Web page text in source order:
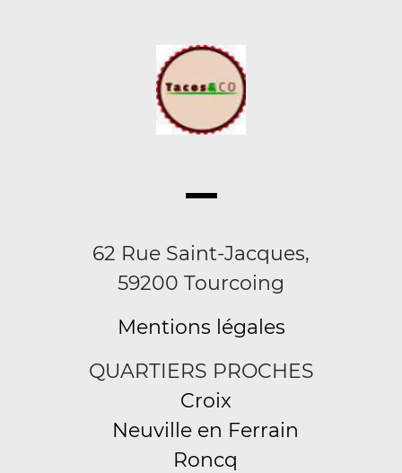
62 Rue Saint-Jacques,
59200 Tourcoing
Mentions légales
QUARTIERS PROCHES
Croix
Neuville en Ferrain
Roncq